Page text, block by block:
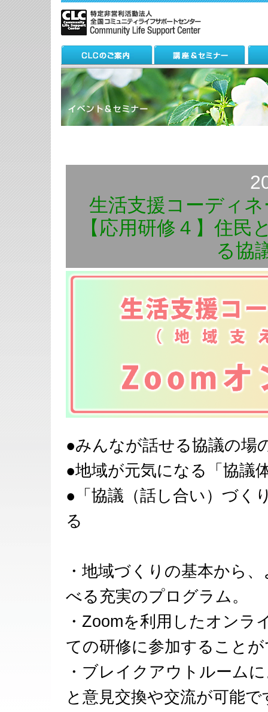
生活支援コーディ
【応用研修４】住
る協
●みんなが話せる協議の場
●地域が元気になる「協議
●「協議（話し合い）づく
る
・地域づくりの基本から
べる充実のプログラム。
・Zoomを利用したオンラ
ての研修に参加すること
・ブレイクアウトルーム
と意見交換や交流が可能で